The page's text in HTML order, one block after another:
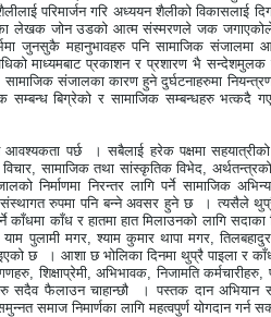
परिमार्जन गरि अध्ययन शैलीको विकासलाई
लेखक जोन उडको आत्म संस्मरणले जक जगाएकोले
जुनसुकै महानुभावहरु पनि सामाजिक संजालमा
माध्यमबाट प्रकाशन र प्रशारण भै
सामाजिक संजालका कारण हुने दुर्घटनाहरुमा
सम्बन्ध बिग्रेको र सामाजिक सम्बन्धहरु भत्कदै
आवश्यकता पर्छ
। सबैलाई हरेक पक्षमा
, सामाजिक तथा सांस्कृतिक विभेद,
निर्माणमा निरन्तर लागि पर्ने सामाजिक
रुपमा पनि बन्ने अवसर हुने छ । त्यसैले
काँधमा काँध र हातमा हात मिलाउनको लागि
याम पुलामी मगर, श्याम कुमार थापा मगर,
छ
। आशा छ भोलिका दिनमा थुप्रै पाइला र
गणहरु, शिक्षाप्रेमी, अभिभावक, निजामति कर्मचारीहरु,
सदैव फैलाउन चाहान्छौ
। पस्तक दान अभियान
समाज निमार्णका लागि महत्वपुर्ण योगदान गर्न